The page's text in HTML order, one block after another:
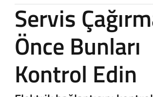
Servis
Önce Bunları
Kontrol Edin